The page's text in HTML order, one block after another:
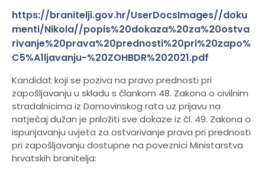
https://branitelji.gov.hr/UserDocsImages//doku
menti/Nikola//popis%20dokaza%20za%20ostva
rivanje%20prava%20prednosti%20pri%20zapo%
C5%A1ljavanju-%20ZOHBDR%202021.pdf
Kandidat koji se poziva na pravo prednosti pri
zapošljavanju u skladu s člankom 48. Zakona o civilnim
stradalnicima iz Domovinskog rata uz prijavu na
natječaj dužan je priložiti sve dokaze iz čl. 49. Zakona o
ispunjavanju uvjeta za ostvarivanje prava pri prednosti
pri zapošljavanju dostupne na poveznici Ministarstva
hrvatskih branitelja: